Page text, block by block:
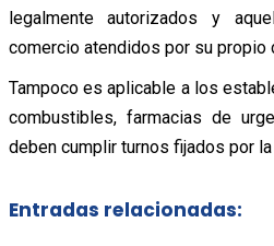
legalmente autorizados y
comercio atendidos por su propio
Tampoco es aplicable a los
combustibles, farmacias de
deben cumplir turnos fijados por
Entradas relacionadas: